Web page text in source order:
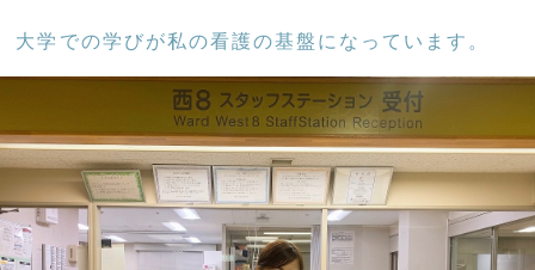
大学での学びが私の看護の基盤になっています。